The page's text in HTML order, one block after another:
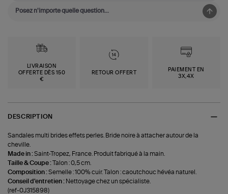
LIVRAISON
OFFERTE DÈS 150
€
RETOUR OFFERT
PAIEMENT EN
3X,4X
DESCRIPTION
Sandales multi brides effets perles. Bride noire à attacher autour de la
cheville.
Made in :Saint-Tropez, France. Produit fabriqué à la main.
Taille & Coupe :Talon : 0,5 cm.
Composition :Semelle : 100% cuir. Talon : caoutchouc hévéa naturel.
Conseil d'entretien : Nettoyage chez un spécialiste.
(ref-0J315898)